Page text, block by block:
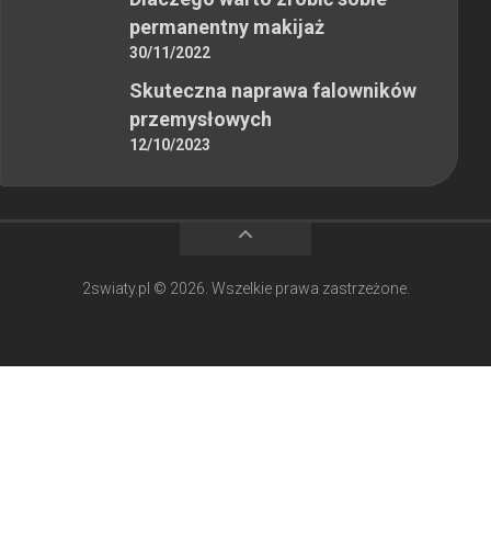
permanentny makijaż
30/11/2022
Skuteczna naprawa falowników
przemysłowych
12/10/2023
2swiaty.pl © 2026. Wszelkie prawa zastrzeżone.